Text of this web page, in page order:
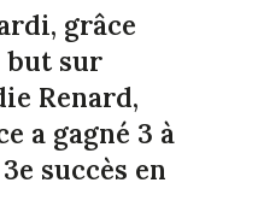
grâce
but sur
Renard,
a gagné 3 à
succès en